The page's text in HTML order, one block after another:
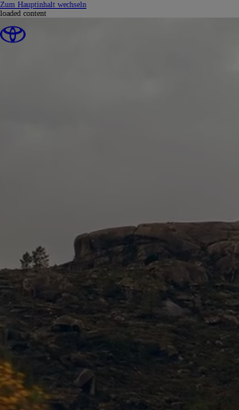
Zum Hauptinhalt wechseln(Eingabetaste drücken)
loaded content